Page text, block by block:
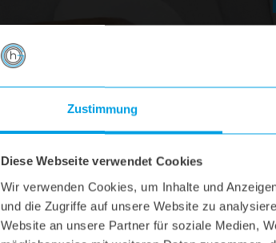
Zustimmung
Diese Webseite verwendet Cookies
Wir verwenden Cookies, um Inhalte und
und die Zugriffe auf unsere Website zu
Website an unsere Partner für soziale Medien,